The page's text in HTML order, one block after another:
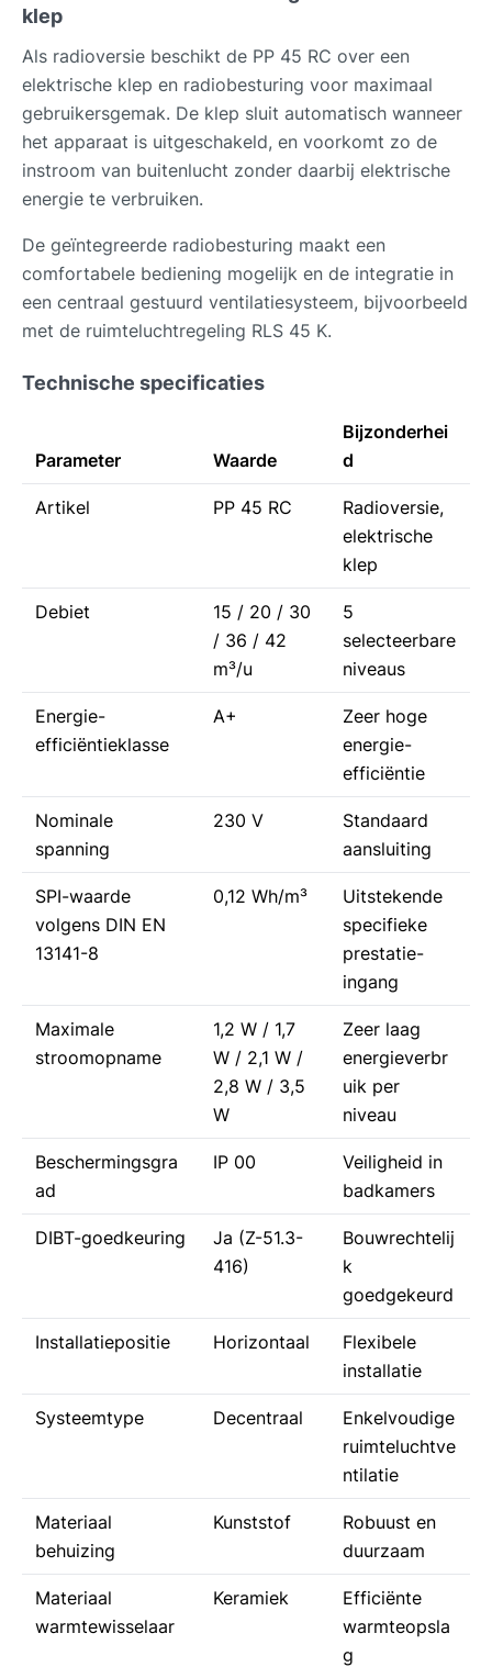
klep
Als radioversie beschikt de PP 45 RC over een
elektrische klep en radiobesturing voor maximaal
gebruikersgemak. De klep sluit automatisch wanneer
het apparaat is uitgeschakeld, en voorkomt zo de
instroom van buitenlucht zonder daarbij elektrische
energie te verbruiken.
De geïntegreerde radiobesturing maakt een
comfortabele bediening mogelijk en de integratie in
een centraal gestuurd ventilatiesysteem, bijvoorbeeld
met de ruimteluchtregeling RLS 45 K.
Technische specificaties
Parameter Waarde
Bijzonderhei
d
Artikel PP 45 RC
Radioversie,
elektrische
klep
Debiet
15 / 20 / 30
/ 36 / 42
m³/u
5
selecteerbare
niveaus
Energie-
efficiëntieklasse
A+
Zeer hoge
energie-
efficiëntie
Nominale
spanning
230 V
Standaard
aansluiting
SPI-waarde
volgens DIN EN
13141-8
0,12 Wh/m³
Uitstekende
specifieke
prestatie-
ingang
Maximale
stroomopname
1,2 W / 1,7
W / 2,1 W /
2,8 W / 3,5
W
Zeer laag
energieverbr
uik per
niveau
Beschermingsgra
ad
IP 00
Veiligheid in
badkamers
DIBT-goedkeuring
Ja (Z-51.3-
416)
Bouwrechtelij
k
goedgekeurd
Installatiepositie Horizontaal
Flexibele
installatie
Systeemtype Decentraal
Enkelvoudige
ruimteluchtve
ntilatie
Materiaal
behuizing
Kunststof
Robuust en
duurzaam
Materiaal
warmtewisselaar
Keramiek
Efficiënte
warmteopsla
g